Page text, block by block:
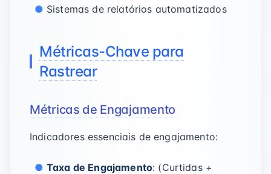
Sistemas de relatórios automatizados
Métricas-Chave para
Rastrear
Métricas de Engajamento
Indicadores essenciais de engajamento:
Taxa de Engajamento: (Curtidas +